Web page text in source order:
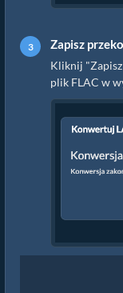
Zapisz
Kliknij
plik FLAC w